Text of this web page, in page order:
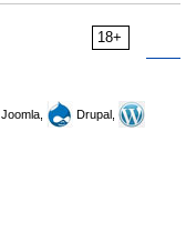
18+
Joomla,
Drupal,